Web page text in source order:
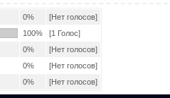
0%
[Нет голосов]
100%
[1 Голос]
0%
[Нет голосов]
0%
[Нет голосов]
0% [Нет голосов]